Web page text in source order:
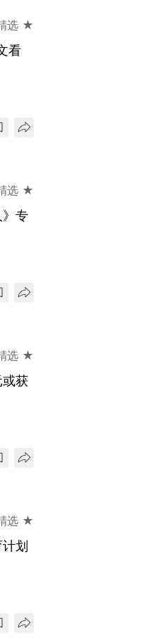
选 ★
看
选 ★
专
选 ★
获
选 ★
划